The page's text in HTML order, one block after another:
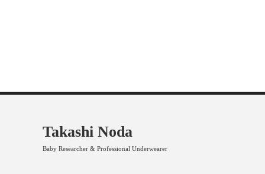
Takashi Noda
Baby Researcher & Professional Underwearer